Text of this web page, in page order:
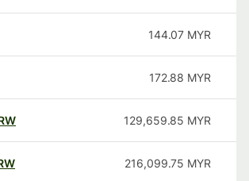
144.07 MYR
172.88 MYR
129,659.85 MYR
216,099.75 MYR